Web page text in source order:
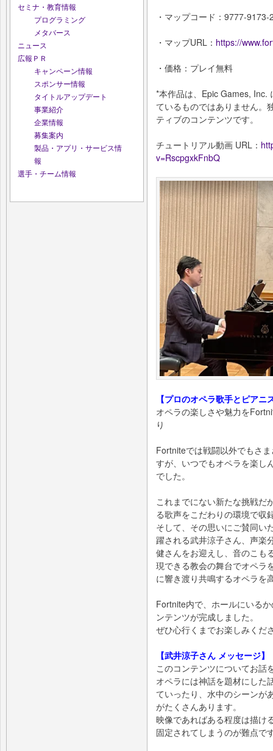
セミナ・教育情報
プログラミング
メタバース
ニュース
広報ＰＲ
キャンペーン情報
スポンサー情報
タイトルアップデート
事業紹介
企業情報
募集案内
製品・アプリ・サービス情
報
選手・チーム情報
・マップコード：9777-9173-
・マップURL： https://
・価格：プレイ無料
*本作品は、Epic Games, Inc.
ているものではありません。
ティブのコンテンツです。
チュートリアル動画 URL：
v=RscpgxkFnbQ
【プロのオペラ歌手とピア
オペラの楽しさや魅力を
り
Fortniteでは戦闘以外でもさ
すが、いつでもオペラを楽し
でした。
これまでにない新たな挑戦だ
る歌声をこだわりの環境で収
そして、その思いにご賛同い
躍される武井涼子さん、声楽
健さんをお迎えし、音のこも
現できる教会の舞台でオペラ
に響き渡り共鳴するオペラを
Fortnite内で、ホールにいる
ンテンツが完成しました。
ぜひ心行くまでお楽しみくだ
【武井涼子さん メッセージ】
このコンテンツについてお話
オペラには神話を題材にした
ていったり、水中のシーンが
がたくさんあります。
映像であればある程度は描け
固定されてしまうのが難点で